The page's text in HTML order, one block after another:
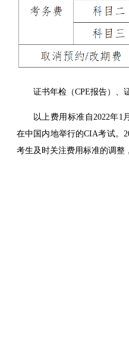
证书年检（CPE报告）、
以上费用标准自2022年1
在中国内地举行的CIA考试。
考生及时关注费用标准的调整